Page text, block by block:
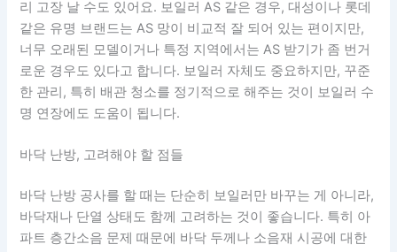
리 고장 날 수도 있어요. 보일러 AS 같은 경우, 대성이나 롯데
같은 유명 브랜드는 AS 망이 비교적 잘 되어 있는 편이지만,
너무 오래된 모델이거나 특정 지역에서는 AS 받기가 좀 번거
로운 경우도 있다고 합니다. 보일러 자체도 중요하지만, 꾸준
한 관리, 특히 배관 청소를 정기적으로 해주는 것이 보일러 수
명 연장에도 도움이 됩니다.
바닥 난방, 고려해야 할 점들
바닥 난방 공사를 할 때는 단순히 보일러만 바꾸는 게 아니라,
바닥재나 단열 상태도 함께 고려하는 것이 좋습니다. 특히 아
파트 층간소음 문제 때문에 바닥 두께나 소음재 시공에 대한